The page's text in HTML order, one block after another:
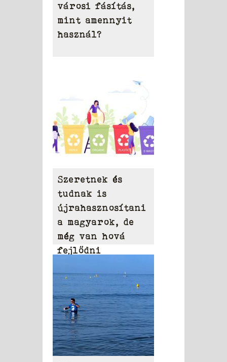
városi fásítás,
mint amennyit
használ?
Szeretnek és
tudnak is
újrahasznosítani
a magyarok, de
még van hová
fejlődni